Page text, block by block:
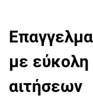
με εύκολη
αιτήσεων